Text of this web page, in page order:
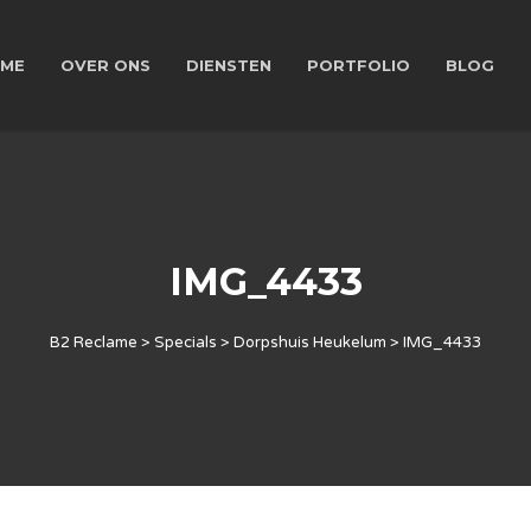
OVER ONS DIENSTEN PORTFOLIO BLOG
IMG_4433
B2 Reclame > Specials > Dorpshuis Heukelum > IMG_4433